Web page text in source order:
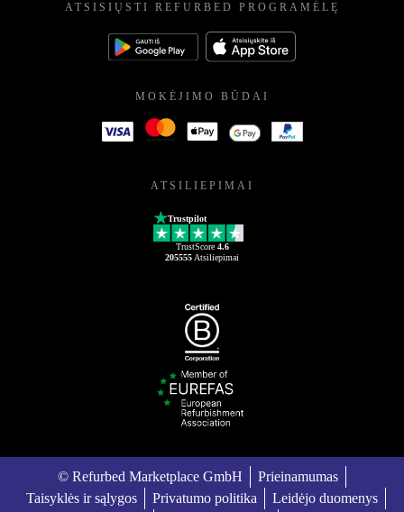
ATSISIŲSTI REFURBED PROGRAMĖLĘ
MOKĖJIMO BŪDAI
ATSILIEPIMAI
Trustpilot
TrustScore 4.6
205555 Atsiliepimai
© Refurbed Marketplace GmbH
Prieinamumas
Taisyklės ir sąlygos
Privatumo politika Leidėjo duomenys